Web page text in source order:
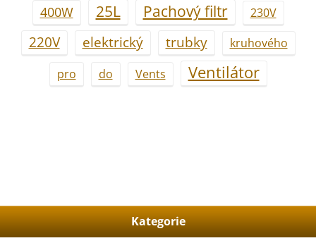
400W 25L Pachový filtr 230V
220V elektrický trubky
kruhového
pro
do Vents Ventilátor
Kategorie